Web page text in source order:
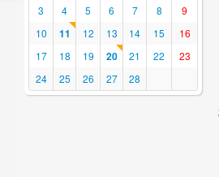
3
4 5 6 7 8
9
10
11 12 13 14 15
16
17
18 19 20 21 22
23
24
25 26 27 28